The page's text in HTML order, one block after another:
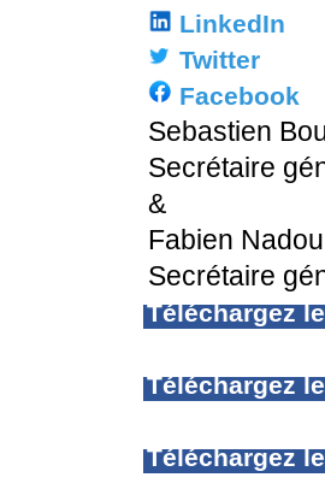
LinkedIn
Twitter
Facebook
Sebastien
Secrétaire
&
Fabien Nadou
Secrétaire
Téléchargez
Téléchargez
Téléchargez